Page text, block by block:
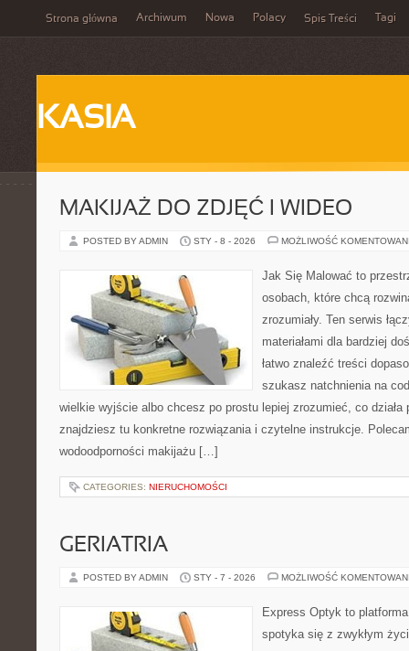
Strona główna Archiwum Nowa Polacy Spis Treści Tagi
KASIA
MAKIJAŻ DO ZDJĘĆ I WIDEO
POSTED BY ADMIN STY - 8 - 2026 MOŻLIWOŚĆ
Jak Się Malować to
osobach, które chcą
zrozumiały. Ten serwis
materiałami dla bardziej
łatwo znaleźć treści
szukasz natchnienia na
wielkie wyjście albo chcesz po prostu lepiej zrozumieć, co działa
znajdziesz tu konkretne rozwiązania i czytelne instrukcje.
wodoodporności makijażu […]
CATEGORIES: NIERUCHOMOŚCI
GERIATRIA
POSTED BY ADMIN STY - 7 - 2026 MOŻLIWOŚĆ
Express Optyk to
spotyka się z zwykłym